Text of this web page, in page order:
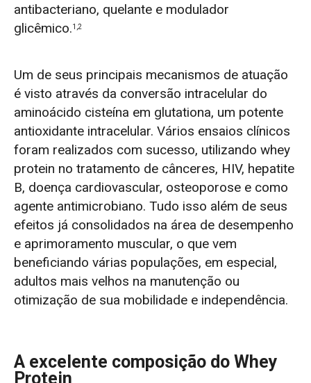
antibacteriano, quelante e modulador
glicêmico.1,2
Um de seus principais mecanismos de atuação
é visto através da conversão intracelular do
aminoácido cisteína em glutationa, um potente
antioxidante intracelular. Vários ensaios clínicos
foram realizados com sucesso, utilizando whey
protein no tratamento de cânceres, HIV, hepatite
B, doença cardiovascular, osteoporose e como
agente antimicrobiano. Tudo isso além de seus
efeitos já consolidados na área de desempenho
e aprimoramento muscular, o que vem
beneficiando várias populações, em especial,
adultos mais velhos na manutenção ou
otimização de sua mobilidade e independência.
A excelente composição do Whey
Protein